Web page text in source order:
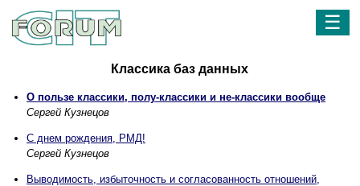
☰
Классика баз данных
О пользе классики, полу-классики и не-классики вообще
Сергей Кузнецов
С днем рождения, РМД!
Сергей Кузнецов
Выводимость, избыточность и согласованность отношений,